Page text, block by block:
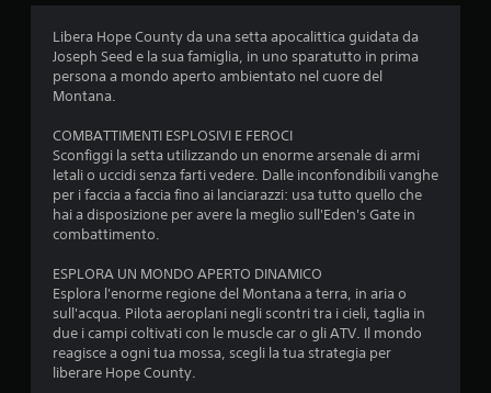
t
a
o
n
Libera Hope County da una setta apocalittica guidata da
Joseph Seed e la sua famiglia, in uno sparatutto in prima
persona a mondo aperto ambientato nel cuore del
Montana.
COMBATTIMENTI ESPLOSIVI E FEROCI
Sconfiggi la setta utilizzando un enorme arsenale di armi
letali o uccidi senza farti vedere. Dalle inconfondibili vanghe
per i faccia a faccia fino ai lanciarazzi: usa tutto quello che
hai a disposizione per avere la meglio sull'Eden's Gate in
combattimento.
ESPLORA UN MONDO APERTO DINAMICO
Esplora l'enorme regione del Montana a terra, in aria o
sull'acqua. Pilota aeroplani negli scontri tra i cieli, taglia in
due i campi coltivati con le muscle car o gli ATV. Il mondo
reagisce a ogni tua mossa, scegli la tua strategia per
liberare Hope County.